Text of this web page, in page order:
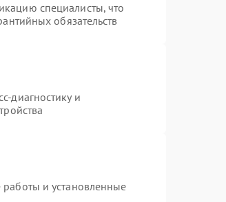
специалисты, что
обязательств
диагностику и
и установленные